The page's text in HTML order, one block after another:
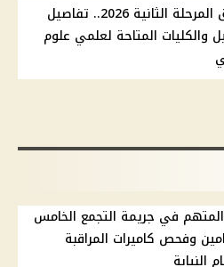
ملامح تنسيق المرحلة الثانية 2026.. تفاصيل
والكليات المتاحة لعلمي علوم
في جريمة التجمع الخامس
وفحص كاميرات المراقبة
النيابة